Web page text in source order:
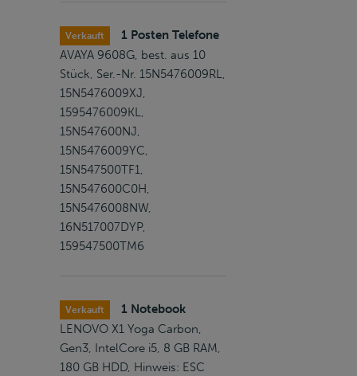
Verkauft
1 Posten Telefone
AVAYA 9608G, best. aus 10
Stück, Ser.-Nr. 15N5476009RL,
15N5476009XJ,
1595476009KL,
15N547600NJ,
15N5476009YC,
15N547500TF1,
15N547600C0H,
15N5476008NW,
16N517007DYP,
159547500TM6
Verkauft
1 Notebook
LENOVO X1 Yoga Carbon,
Gen3, IntelCore i5, 8 GB RAM,
180 GB HDD, Hinweis: ESC